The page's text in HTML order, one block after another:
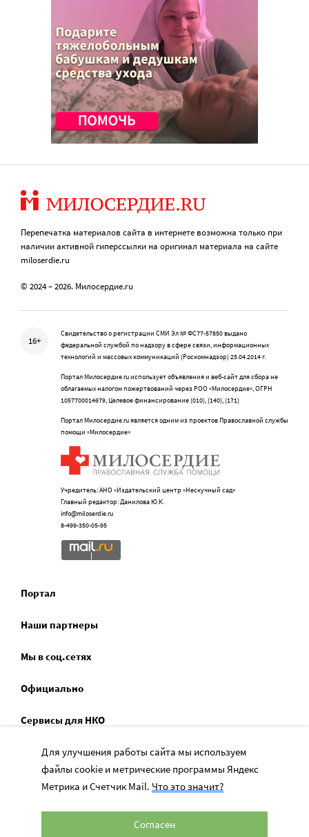
Перепечатка материалов сайта в интернете возможна только при
наличии активной гиперссылки на оригинал материала на сайте
miloserdie.ru
© 2024 – 2026. Милосердие.ru
16+
Свидетельство о регистрации СМИ Эл № ФС77-57850 выдано
федеральной службой по надзору в сфере связи, информационных
технологий и массовых коммуникаций (Роскомнадзор) 25.04.2014 г.
Портал Милосердие.ru использует объявления и веб-сайт для сбора не
облагаемых налогом пожертвований через РОО «Милосердие», ОГРН
1057700014679, Целевое финансирование (010), (140), (171)
Портал Милосердие.ru является одним из проектов Православной службы
помощи «Милосердие»
Учредитель: АНО «Издательский центр «Нескучный сад»
Главный редактор: Данилова Ю.К.
info@miloserdie.ru
8-499-350-05-95
Портал
Наши партнеры
Мы в соц.сетях
Официально
Сервисы для НКО
Спецпроекты
Социальное служение
Для улучшения работы сайта мы используем
файлы cookie и метрические программы Яндекс
Метрика и Счетчик Mail. Что это значит?
Согласен